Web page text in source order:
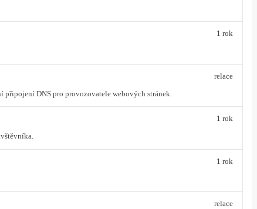
1 rok
připojení DNS pro provozovatele webových stránek.
relace
1 rok
1 rok
relace